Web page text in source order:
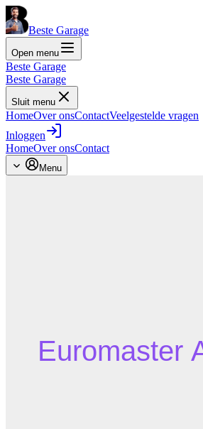
Beste Garage
Open menu
Beste Garage
Beste Garage
Sluit menu
HomeOver onsContactVeelgestelde vragen
Inloggen
HomeOver onsContact
Menu